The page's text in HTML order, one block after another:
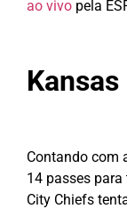
ao vivo pela
Contando com
14 passes
City Chiefs